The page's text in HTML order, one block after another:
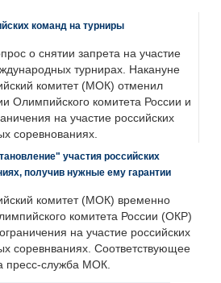
команд на турниры
о снятии запрета на участие
турнирах. Накануне
комитет (МОК) отменил
Олимпийского комитета России и
на участие российских
соревнованиях.
участия российских
получив нужные ему гарантии
комитет (МОК) временно
комитета России (ОКР)
на участие российских
соревнваниях. Соответствующее
пресс-служба МОК.